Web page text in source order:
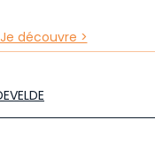
Je découvre >